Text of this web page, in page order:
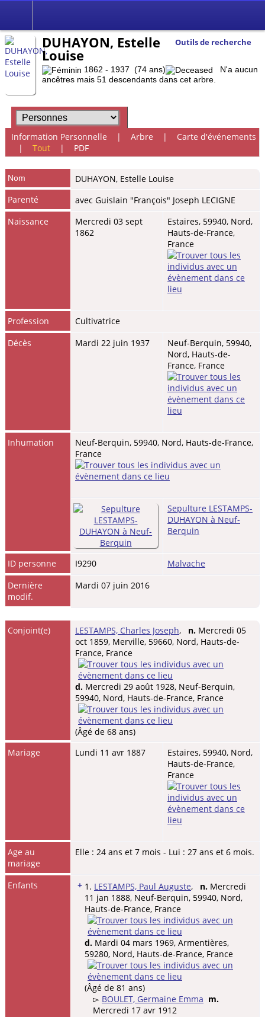
Outils de recherche
DUHAYON, Estelle
Louise
1862 - 1937 (74 ans)
N'a aucun
ancêtres mais 51 descendants dans cet arbre.
Information Personnelle | Arbre | Carte d'événements
| Tout| PDF
Nom DUHAYON, Estelle Louise
Parenté
avec Guislain "François" Joseph LECIGNE
Naissance
Mercredi 03 sept
1862
Estaires, 59940, Nord,
Hauts-de-France,
France
Profession
Cultivatrice
Décès
Mardi 22 juin 1937
Neuf-Berquin, 59940,
Nord, Hauts-de-
France, France
Inhumation
Neuf-Berquin, 59940, Nord, Hauts-de-France,
France
Sepulture LESTAMPS-
DUHAYON à Neuf-
Berquin
ID personne I9290
Malvache
Dernière
modif.
Mardi 07 juin 2016
Conjoint(e) LESTAMPS, Charles Joseph, n. Mercredi 05
oct 1859, Merville, 59660, Nord, Hauts-de-
France, France
d. Mercredi 29 août 1928, Neuf-Berquin,
59940, Nord, Hauts-de-France, France
(Âgé de 68 ans)
Mariage
Lundi 11 avr 1887
Estaires, 59940, Nord,
Hauts-de-France,
France
Age au
mariage
Elle : 24 ans et 7 mois - Lui : 27 ans et 6 mois.
Enfants + 1. LESTAMPS, Paul Auguste, n. Mercredi
11 jan 1888, Neuf-Berquin, 59940, Nord,
Hauts-de-France, France
d. Mardi 04 mars 1969, Armentières,
59280, Nord, Hauts-de-France, France
(Âgé de 81 ans)
▻ BOULET, Germaine Emma m.
Mercredi 17 avr 1912